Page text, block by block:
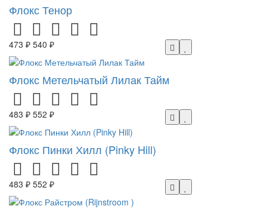
Флокс Тенор
473 ₽ 540 ₽
Флокс Метельчатый Лилак Тайм
483 ₽ 552 ₽
Флокс Пинки Хилл (Pinky Hill)
483 ₽ 552 ₽